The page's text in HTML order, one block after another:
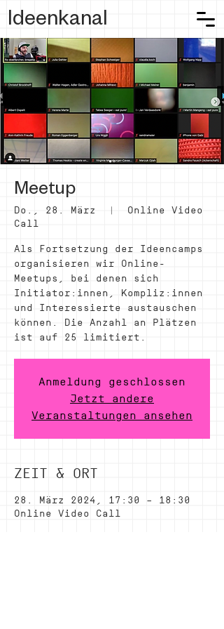
Ideenkanal
Meetup
Do., 28. März
  |
Online Video
Call
Als Fortsetzung der Ideencamps
organisieren wir Online-
Meetups, bei denen sich
Initiator:innen, Kompliz:innen
und Interessierte austauschen
können. Die Anzahl an Plätzen
ist auf 25 limitiert.
Anmeldung geschlossen
Jetzt andere
Veranstaltungen ansehen
ZEIT & ORT
28. März 2024, 17:30 – 18:30
Online Video Call